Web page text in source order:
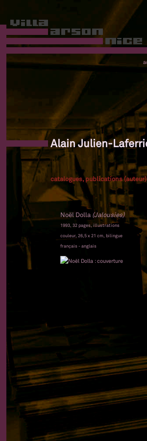
Alain Julien-
catalogues, publications (auteur)
Noël Dolla (Jalousies)
1993, 32 pages, illustrations
couleur, 26,5 x 21 cm, bilingue
français - anglais